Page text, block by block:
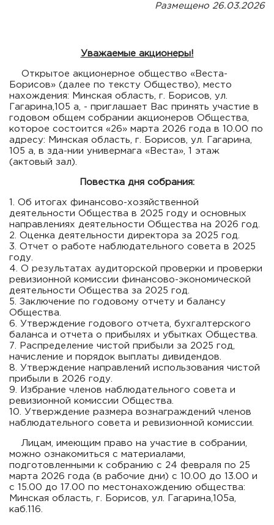
Размещено 26.03.2026
Уважаемые акционеры!
Открытое акционерное общество «Веста-
Борисов» (далее по тексту Общество), место
нахождения: Минская область, г. Борисов, ул.
Гагарина,105 а, - приглашает Вас принять участие в
годовом общем собрании акционеров Общества,
которое состоится «26» марта 2026 года в 10.00 по
адресу: Минская область, г. Борисов, ул. Гагарина,
105 а, в зда-нии универмага «Веста», 1 этаж
(актовый зал).
Повестка дня собрания:
1. Об итогах финансово-хозяйственной
деятельности Общества в 2025 году и основных
направлениях деятельности Общества на 2026 год.
2. Оценка деятельности директора за 2025 год.
3. Отчет о работе наблюдательного совета в 2025
году.
4. О результатах аудиторской проверки и проверки
ревизионной комиссии финансово-экономической
деятельности Общества за 2025 год.
5. Заключение по годовому отчету и балансу
Общества.
6. Утверждение годового отчета, бухгалтерского
баланса и отчета о прибылях и убытках Общества.
7. Распределение чистой прибыли за 2025 год,
начисление и порядок выплаты дивидендов.
8. Утверждение направлений использования чистой
прибыли в 2026 году.
9. Избрание членов наблюдательного совета и
ревизионной комиссии Общества.
10. Утверждение размера вознаграждений членов
наблюдательного совета и ревизионной комиссии.
Лицам, имеющим право на участие в собрании,
можно ознакомиться с материалами,
подготовленными к собранию с 24 февраля по 25
марта 2026 года (в рабочие дни) с 10.00 до 13.00 и
с 15.00 до 17.00 по местонахождению общества:
Минская область, г. Борисов, ул. Гагарина,105а,
каб.116.